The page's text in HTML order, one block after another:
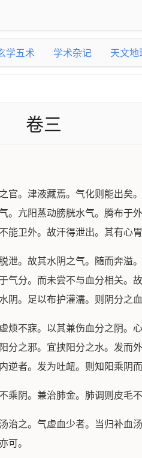
学五术 学术杂记 天文地
卷三
。津液藏焉。气化则能出矣
亢阳蒸动膀胱水气。腾布于
卫外。故汗得泄出。其有心
。故其水阴之气。随而奔溢
分。而未尝不与血分相关。
。足以布护灌濡。则阴分之
不寐。以其兼伤血分之阴。
之邪。宜挟阳分之水。发而
者。发为吐衄。则知阳乘阴
阴。兼治肺金。肺调则皮毛不
之。气虚血少者。当归补血
可。